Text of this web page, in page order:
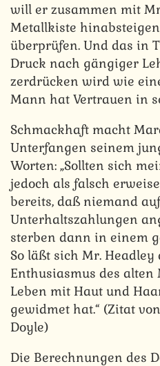
will er zusammen mit
Metallkiste
überprüfen. Und das in
Druck nach gängiger
zerdrücken wird wie
Mann hat Vertrauen in
Schmackhaft macht
Unterfangen seinem
Worten: „Sollten sich
jedoch als falsch
bereits, daß niemand
Unterhaltszahlungen
sterben dann in einem
So läßt sich Mr. Headley
Enthusiasmus des alten
Leben mit Haut und
gewidmet hat.“ (Zitat
Doyle)
Die Berechnungen des